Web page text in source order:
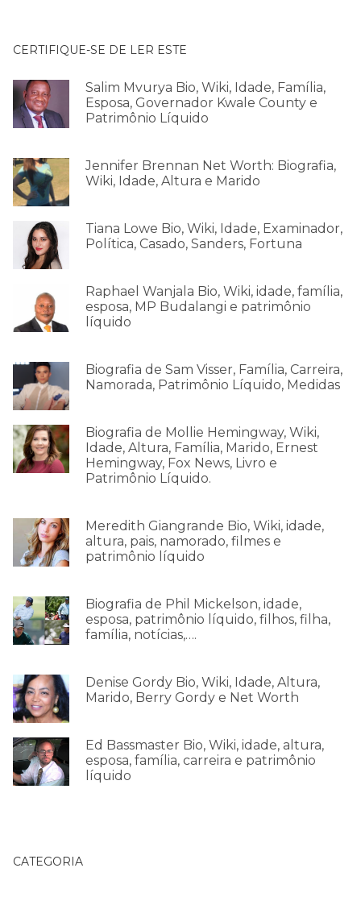
CERTIFIQUE-SE DE LER ESTE
Salim Mvurya Bio, Wiki, Idade, Família,
Esposa, Governador Kwale County e
Patrimônio Líquido
Jennifer Brennan Net Worth: Biografia,
Wiki, Idade, Altura e Marido
Tiana Lowe Bio, Wiki, Idade, Examinador,
Política, Casado, Sanders, Fortuna
Raphael Wanjala Bio, Wiki, idade, família,
esposa, MP Budalangi e patrimônio
líquido
Biografia de Sam Visser, Família, Carreira,
Namorada, Patrimônio Líquido, Medidas
Biografia de Mollie Hemingway, Wiki,
Idade, Altura, Família, Marido, Ernest
Hemingway, Fox News, Livro e
Patrimônio Líquido.
Meredith Giangrande Bio, Wiki, idade,
altura, pais, namorado, filmes e
patrimônio líquido
Biografia de Phil Mickelson, idade,
esposa, patrimônio líquido, filhos, filha,
família, notícias,….
Denise Gordy Bio, Wiki, Idade, Altura,
Marido, Berry Gordy e Net Worth
Ed Bassmaster Bio, Wiki, idade, altura,
esposa, família, carreira e patrimônio
líquido
CATEGORIA